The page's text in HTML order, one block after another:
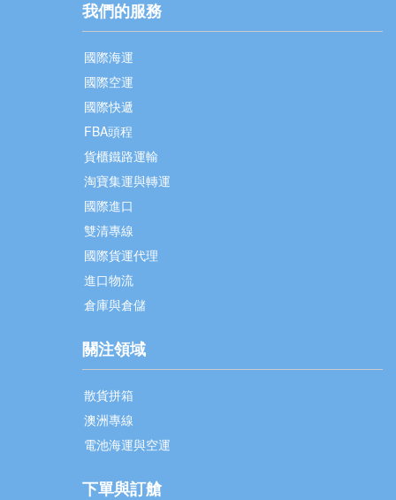
我們的服務
國際海運
國際空運
國際快遞
FBA頭程
貨櫃鐵路運輸
淘寶集運與轉運
國際進口
雙清專線
國際貨運代理
進口物流
倉庫與倉儲
關注領域
散貨拼箱
澳洲專線
電池海運與空運
下單與訂艙